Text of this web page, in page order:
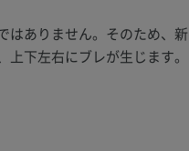
はありません。そのため、新
下左右にブレが生じます。